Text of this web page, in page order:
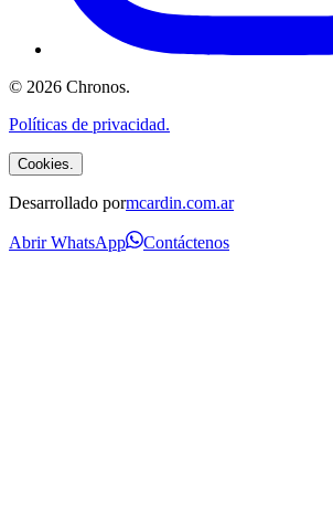
© 2026 Chronos.
Políticas de privacidad.
Cookies.
Desarrollado pormcardin.com.ar
Abrir WhatsApp Contáctenos